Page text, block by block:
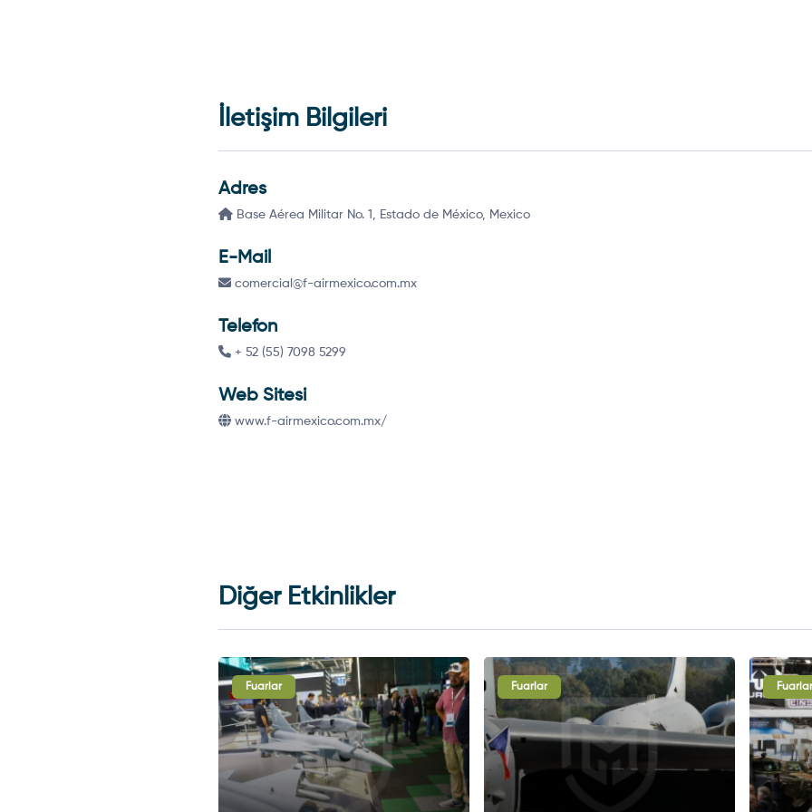
İletişim Bilgileri
Adres
Base Aérea Militar No. 1, Estado de México, Mexico
E-Mail
comercial@f-airmexico.com.mx
Telefon
+ 52 (55) 7098 5299
Web Sitesi
www.f-airmexico.com.mx/
Diğer Etkinlikler
Fuarlar Fuarlar Fuarlar